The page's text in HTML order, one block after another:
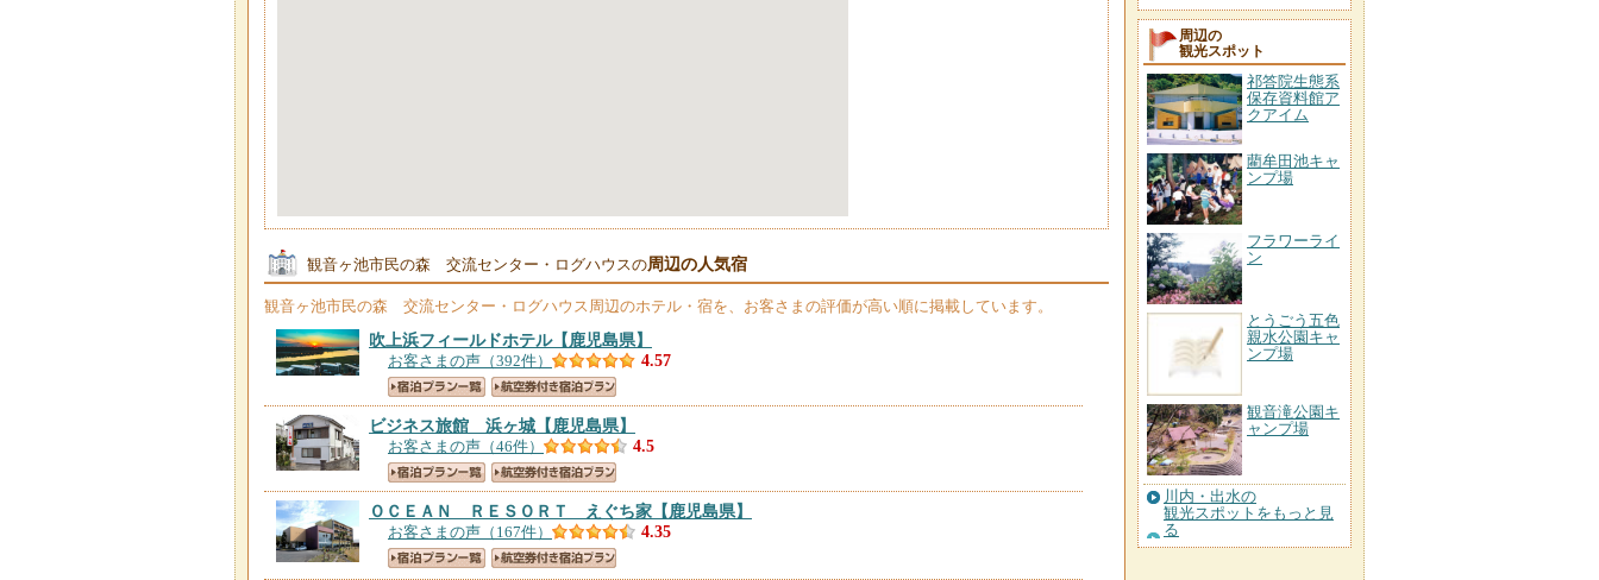
観音ヶ池市民の森 交流センター・ログハウスの周辺の人気宿
観音ヶ池市民の森 交流センター・ログハウス周辺のホテル・宿を、お客さまの評価が高い順に掲載しています。
吹上浜フィールドホテル【鹿児島県】
お客さまの声（392件） 4.57
ビジネス旅館 浜ヶ城 【鹿児島県】
お客さまの声（46件） 4.5
ＯＣＥＡＮ ＲＥＳＯＲＴ えぐち家 【鹿児島県】
お客さまの声（167件） 4.35
周辺の
観光スポット
祁答院生態系
保存資料館ア
クアイム
藺牟田池キャ
ンプ場
フラワーライ
ン
とうごう五色
親水公園キャ
ンプ場
観音滝公園キ
ャンプ場
川内・出水の
観光スポットをもっと見
る